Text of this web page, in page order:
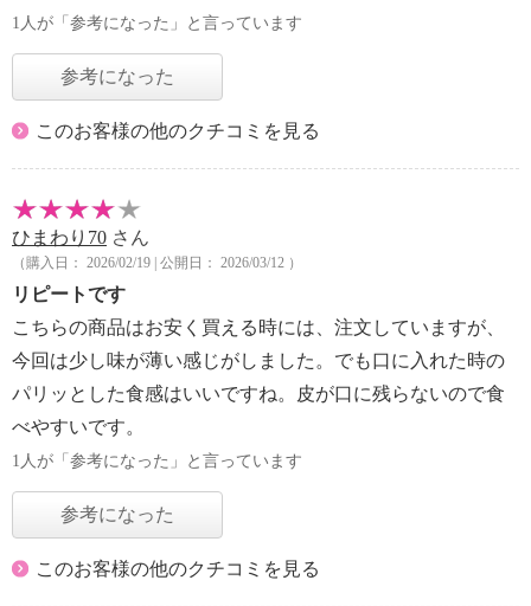
1人が「参考になった」と言っています
参考になった
このお客様の他のクチコミを見る
ひまわり70 さん
（購入日： 2026/02/19 | 公開日： 2026/03/12 ）
リピートです
こちらの商品はお安く買える時には、注文していますが、
今回は少し味が薄い感じがしました。でも口に入れた時の
パリッとした食感はいいですね。皮が口に残らないので食
べやすいです。
1人が「参考になった」と言っています
参考になった
このお客様の他のクチコミを見る